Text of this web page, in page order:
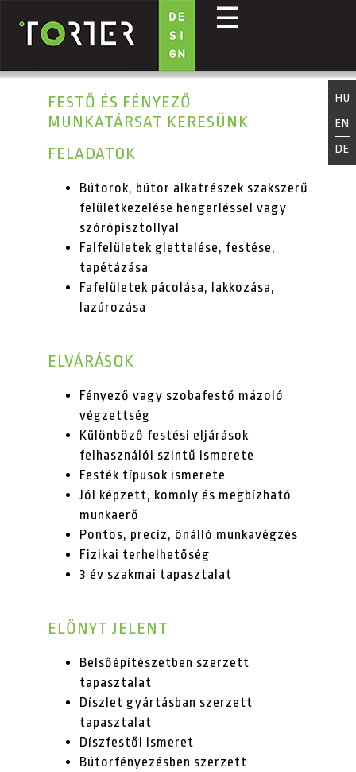
Ugrás a tartalomra
☰
HU
EN
DE
FESTŐ ÉS FÉNYEZŐ
MUNKATÁRSAT KERESÜNK
FELADATOK
Bútorok, bútor alkatrészek szakszerű
felületkezelése hengerléssel vagy
szórópisztollyal
Falfelületek glettelése, festése,
tapétázása
Fafelületek pácolása, lakkozása,
lazúrozása
ELVÁRÁSOK
Fényező vagy szobafestő mázoló
végzettség
Különböző festési eljárások
felhasználói szintű ismerete
Festék típusok ismerete
Jól képzett, komoly és megbízható
munkaerő
Pontos, precíz, önálló munkavégzés
Fizikai terhelhetőség
3 év szakmai tapasztalat
ELŐNYT JELENT
Belsőépítészetben szerzett
tapasztalat
Díszlet gyártásban szerzett
tapasztalat
Díszfestői ismeret
Bútorfényezésben szerzett